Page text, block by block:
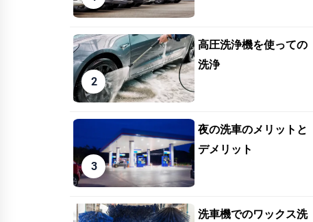
高圧洗浄機を使っての
洗浄
夜の洗車のメリットと
デメリット
洗車機でのワックス洗